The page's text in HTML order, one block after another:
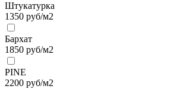
Штукатурка
1350 руб/м2
Бархат
1850 руб/м2
PINE
2200 руб/м2